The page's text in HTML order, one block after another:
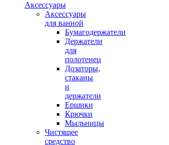
Аксессуары
Аксессуары
для ванной
Бумагодержатели
Держатели
для
полотенец
Дозаторы,
стаканы
и
держатели
Ершики
Крючки
Мыльницы
Чистящее
средство